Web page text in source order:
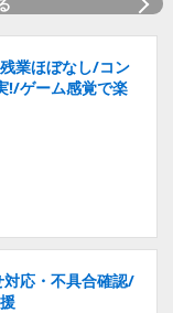
業ほぼなし/コン
!/ゲーム感覚で楽
応・不具合確認/